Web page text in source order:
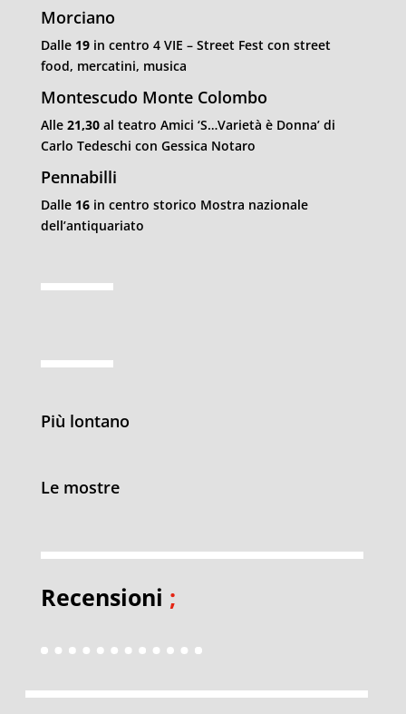
Morciano
Dalle 19in centro 4 VIE – Street Fest con street
food, mercatini, musica
Montescudo Monte Colombo
Alle 21,30al teatro Amici ‘S…Varietà è Donna’ di
Carlo Tedeschi con Gessica Notaro
Pennabilli
Dalle 16in centro storico Mostra nazionale
dell’antiquariato
Più lontano
Le mostre
Recensioni ;